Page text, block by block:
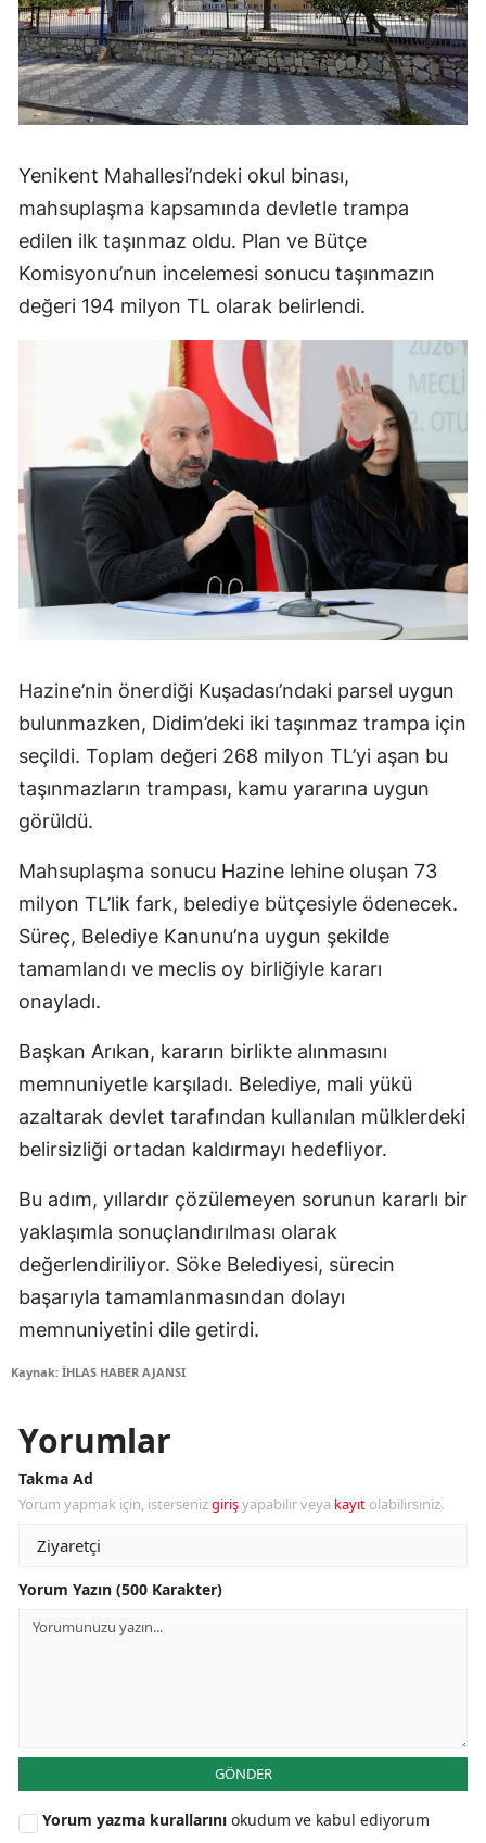
Yenikent Mahallesi’ndeki okul binası,
mahsuplaşma kapsamında devletle trampa
edilen ilk taşınmaz oldu. Plan ve Bütçe
Komisyonu’nun incelemesi sonucu taşınmazın
değeri 194 milyon TL olarak belirlendi.
Hazine’nin önerdiği Kuşadası’ndaki parsel uygun
bulunmazken, Didim’deki iki taşınmaz trampa için
seçildi. Toplam değeri 268 milyon TL’yi aşan bu
taşınmazların trampası, kamu yararına uygun
görüldü.
Mahsuplaşma sonucu Hazine lehine oluşan 73
milyon TL’lik fark, belediye bütçesiyle ödenecek.
Süreç, Belediye Kanunu’na uygun şekilde
tamamlandı ve meclis oy birliğiyle kararı
onayladı.
Başkan Arıkan, kararın birlikte alınmasını
memnuniyetle karşıladı. Belediye, mali yükü
azaltarak devlet tarafından kullanılan mülklerdeki
belirsizliği ortadan kaldırmayı hedefliyor.
Bu adım, yıllardır çözülemeyen sorunun kararlı bir
yaklaşımla sonuçlandırılması olarak
değerlendiriliyor. Söke Belediyesi, sürecin
başarıyla tamamlanmasından dolayı
memnuniyetini dile getirdi.
Kaynak: İHLAS HABER AJANSI
Yorumlar
Takma Ad
Yorum yapmak için, istersenizgirişyapabilir veya kayıt olabilirsiniz.
Yorum Yazın (500 Karakter)
GÖNDER
Yorum yazma kurallarını okudum ve kabul ediyorum